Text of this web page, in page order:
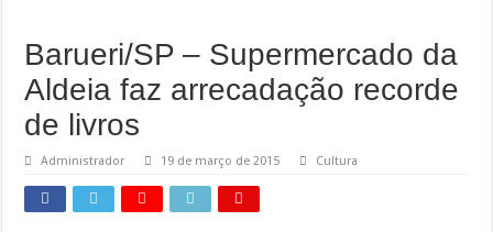
Barueri/SP – Supermercado da
Aldeia faz arrecadação recorde
de livros
Administrador 19 de março de 2015 Cultura